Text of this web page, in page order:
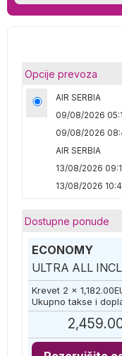
Opcije prevoza
AIR SERBIA
09/08/2026
09/08/2026
AIR SERBIA
13/08/2026
13/08/2026
Dostupne ponude
ECONOMY
ULTRA ALL
Krevet 2 x 1,182.00
Ukupno takse i